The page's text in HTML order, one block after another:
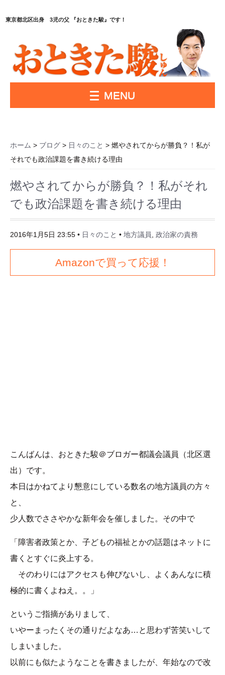
東京都北区出身 3児の父 『おときた駿』です！
MENU
ホーム > ブログ > 日々のこと > 燃やされてからが勝負？！私が
それでも政治課題を書き続ける理由
燃やされてからが勝負？！私がそれ
でも政治課題を書き続ける理由
2016年1月5日 23:55 • 日々のこと • 地方議員 , 政治家の責務
Amazonで買って応援！
こんばんは、おときた駿＠ブロガー都議会議員（北区選
出）です。
本日はかねてより懇意にしている数名の地方議員の方々
と、
少人数でささやかな新年会を催しました。その中で
「障害者政策とか、子どもの福祉とかの話題はネットに
書くとすぐに炎上する。
そのわりにはアクセスも伸びないし、よくあんなに積
極的に書くよねえ。。」
というご指摘がありまして、
いやーまったくその通りだよなあ…と思わず苦笑いして
しまいました。
以前にも似たようなことを書きましたが、年始なので改